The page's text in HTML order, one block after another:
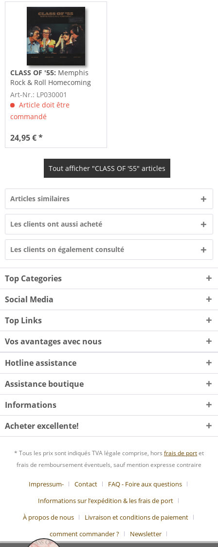
CLASS OF '55: Memphis
Rock & Roll Homecoming
(LP, 180g Vinyl)
Art-Nr.: LP030001
Article doit être
commandé
24,95 € *
Tout afficher "CLASS OF '55" articles
Articles similaires
Les clients ont aussi acheté
Les clients on également consulté
Top Categories
Social Media
Top Links
Vos avantages avec nous
Hotline assistance
Assistance boutique
Informations
Acheter excellente!
* Tous les prix sont indiqués TVA légale comprise, hors frais de portet
frais de remboursement éventuels, sauf mention expresse contraire
Impressum- Contact
FAQ - Foire aux questions
Informations sur l’expédition & les frais de port
À propos de nous
Livraison et conditions de paiement
comment commander ?
Newsletter